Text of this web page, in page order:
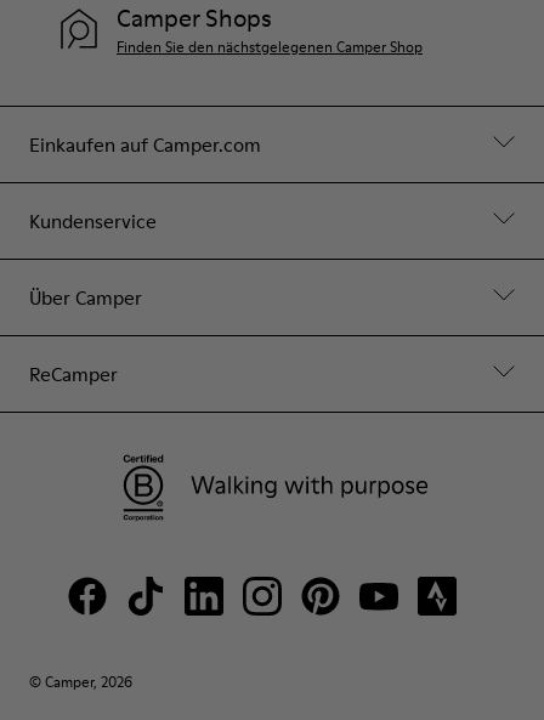
Einkaufen auf Camper.com
Kundenservice
Über Camper
ReCamper
Camper Shops
Finden Sie den nächstgelegenen Camper Shop
© Camper, 2026